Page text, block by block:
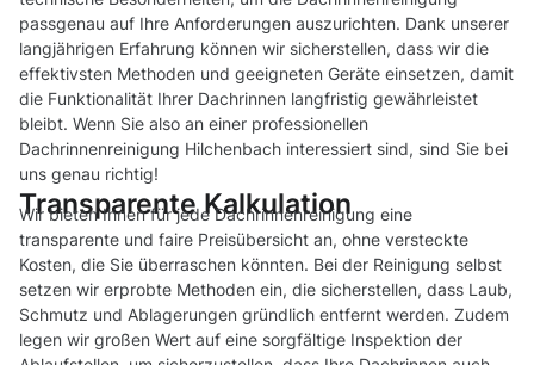
passgenau auf Ihre Anforderungen auszurichten. Dank unserer
langjährigen Erfahrung können wir sicherstellen, dass wir die
effektivsten Methoden und geeigneten Geräte einsetzen, damit
die Funktionalität Ihrer Dachrinnen langfristig gewährleistet
bleibt. Wenn Sie also an einer professionellen
Dachrinnenreinigung Hilchenbach interessiert sind, sind Sie bei
uns genau richtig!
Transparente Kalkulation
Wir bieten Ihnen für jede Dachrinnenreinigung eine
transparente und faire Preisübersicht an, ohne versteckte
Kosten, die Sie überraschen könnten. Bei der Reinigung selbst
setzen wir erprobte Methoden ein, die sicherstellen, dass Laub,
Schmutz und Ablagerungen gründlich entfernt werden. Zudem
legen wir großen Wert auf eine sorgfältige Inspektion der